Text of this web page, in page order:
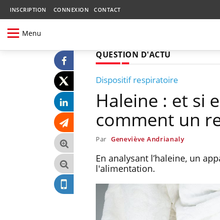
INSCRIPTION CONNEXION CONTACT
Menu
QUESTION D'ACTU
Dispositif respiratoire
Haleine : et si
comment un
Par Geneviève Andrianaly
En analysant l’haleine, un
l'alimentation.